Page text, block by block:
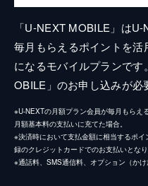
「U-NEXT MOBILE」は
毎月もらえるポイントを
になるモバイルプランで
OBILE」のお申し込みが必
※U-NEXTの月額プラン会員が毎月もら
月額基本料の支払いに充てた場合。
※決済時において支払金額に相当するポ
録のクレジットカードでのお支払いとなり
※通話料、SMS通信料、オプション（か